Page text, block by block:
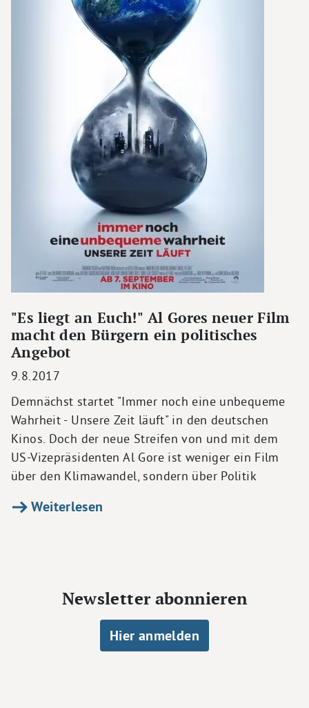
"Es liegt an Euch!" Al Gores neuer Film
macht den Bürgern ein politisches
Angebot
9.8.2017
Demnächst startet "Immer noch eine unbequeme
Wahrheit - Unsere Zeit läuft" in den deutschen
Kinos. Doch der neue Streifen von und mit dem
US-Vizepräsidenten Al Gore ist weniger ein Film
über den Klimawandel, sondern über Politik
Weiterlesen
Newsletter abonnieren
Hier anmelden